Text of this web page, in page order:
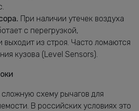
При наличии утечек воздуха
с перегрузкой,
выходит из строя. Часто ломаются
кузова (Level Sensors).
схему рычагов для
В российских условиях это